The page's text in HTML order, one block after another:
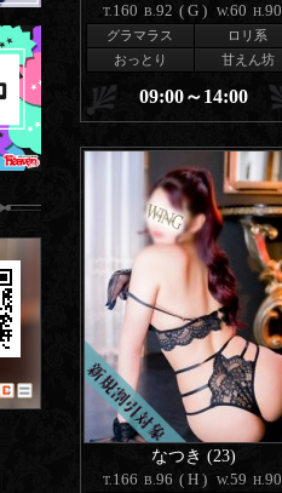
T. 160 B. 92 (G) W.60 H. 90
グラマラス
ロリ系
おっとり
甘えん坊
09:00～14:00
なつき (23)
T. 166 B. 96 (H) W.59 H. 90